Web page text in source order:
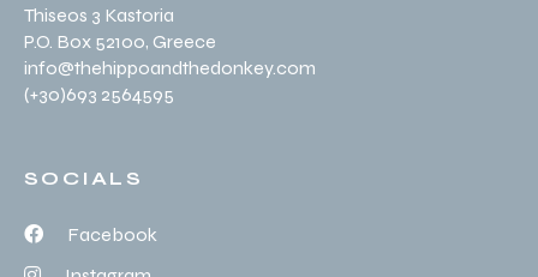
Thiseos 3 Kastoria
P.O. Box 52100, Greece
info@thehippoandthedonkey.com
(+30)693 2564595
SOCIALS
Facebook